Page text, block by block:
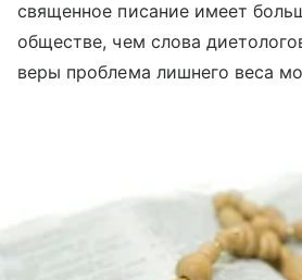
священное писание имеет
обществе, чем слова
веры проблема лишнего веса